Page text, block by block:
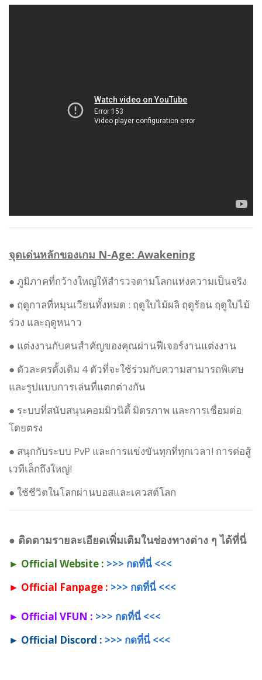
จุดเด่นหลักของเกม N-Age: Awakening
● ภูมิภาคที่กว้างใหญ่ให้สำรวจตามโลกแห่งความเป็นจริง
● ฤดูกาลที่หมุนเวียนทั้งหมด : ฤดูใบไม้ผลิ ฤดูร้อน ฤดูใบไม้
ร่วง และฤดูหนาว
● แต่งงานกับคนสำคัญของคุณผ่านฟีเจอร์งานแต่งงาน
● ตัวละครดั้งเดิม 4 ตัวที่จะใช้ร่วมกับความสามารถพิเศษ
และรูปแบบการเล่นที่แตกต่างกัน
● ระบบที่สนับสนุนคอมมิวนิตี้ มิตรภาพ และการเชื่อมต่อ
โดยตรง
● สนุกกับระบบ PvP และการแข่งขันทุกที่ทุกเวลา! การต่อสู้
เวทีเล็กถึงใหญ่!
● ใช้ชีวิตในโลกผ่านบอสและเควสต์โลก
● ติดตามรายละเอียดเพิ่มเติมในช่องทางต่าง ๆ ได้ที่นี่
► Official Website : >>> กดที่นี่ <<<
► Official Fanpage : >>> กดที่นี่ <<<
► Official VFUN : >>> กดที่นี่ <<<
► Official Discord : >>> กดที่นี่ <<<